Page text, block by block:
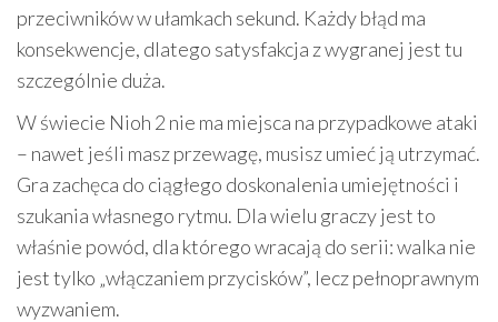
przeciwników w ułamkach sekund. Każdy błąd ma
konsekwencje, dlatego satysfakcja z wygranej jest tu
szczególnie duża.
W świecie Nioh 2 nie ma miejsca na przypadkowe ataki
– nawet jeśli masz przewagę, musisz umieć ją utrzymać.
Gra zachęca do ciągłego doskonalenia umiejętności i
szukania własnego rytmu. Dla wielu graczy jest to
właśnie powód, dla którego wracają do serii: walka nie
jest tylko „włączaniem przycisków”, lecz pełnoprawnym
wyzwaniem.